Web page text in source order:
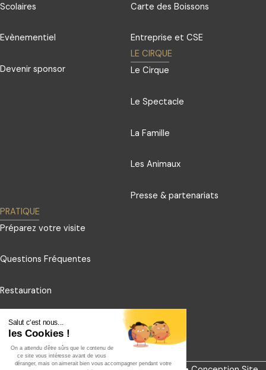
Salut c'est nous...
les Cookies !
On a attendu d'être sûrs que le contenu de
ce site vous intéresse avant de vous
déranger, mais on aimerait bien vous accompagner pendant votre
Scolaires
Evènementiel
Devenir sponsor
Carte des Boissons
Entreprise et CSE
LE CIRQUE
Le Cirque
Le Spectacle
La Famille
Les Animaux
Presse & partenariats
PRATIQUE
Préparez votre visite
Questions Fréquentes
Restauration
Contact
Souscrire à la Newsletter